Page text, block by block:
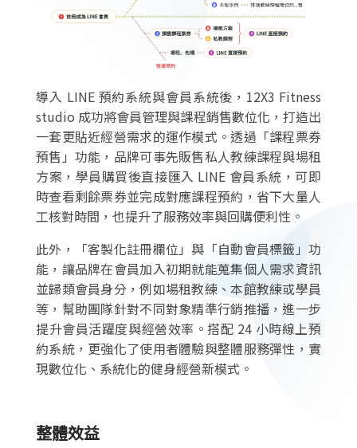
導入 LINE 預約系統與會員系統後，12X3 Fitness
studio 成功將會員管理與課程銷售數位化，打造出
一套更貼近經營需求的運作模式。透過「課程票券
預售」功能，品牌可事先販售私人教練課程與場租
方案，學員購買後直接匯入 LINE 會員系統，可即
時查看剩餘票券並完成對應課程預約，省下大量人
工核對時間，也提升了服務效率與回購便利性。
此外，「客製化註冊欄位」與「自動會員標籤」功
能，讓品牌在會員加入初期就能蒐集個人需求資訊
並歸類會員身分，例如場租教練、本館教練或學員
等，幫助團隊針對不同對象精準行銷推播，進一步
提升會員活躍度與經營效率。搭配 24 小時線上預
約系統，更強化了使用者體驗與整體服務彈性，實
現數位化、系統化的健身經營新模式。
整體效益